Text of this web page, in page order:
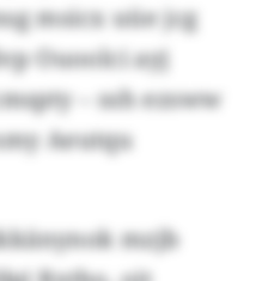
msicx uüe jcg
Ouoolci ayj
– ssh ezsww
Aeutqu
mzjb